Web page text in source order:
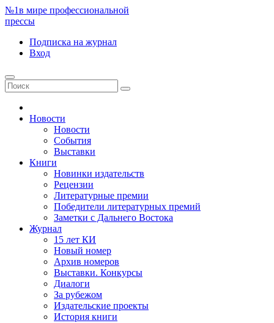
№1в мире профессиональной
прессы
Подписка на журнал
Вход
Новости
Новости
События
Выставки
Книги
Новинки издательств
Рецензии
Литературные премии
Победители литературных премий
Заметки с Дальнего Востока
Журнал
15 лет КИ
Новый номер
Архив номеров
Выставки. Конкурсы
Диалоги
За рубежом
Издательские проекты
История книги